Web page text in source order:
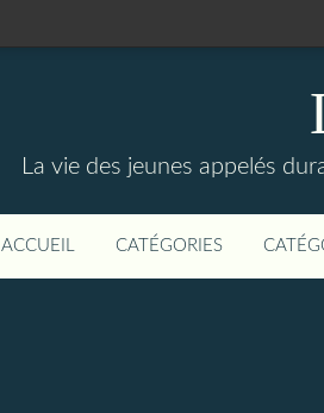
La vie des jeunes appelés
ACCUEIL CATÉGORIES